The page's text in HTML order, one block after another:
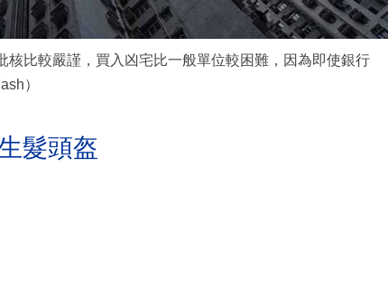
比較嚴謹，買入凶宅比一般單位較困難，因為即使銀行
）
髮頭盔